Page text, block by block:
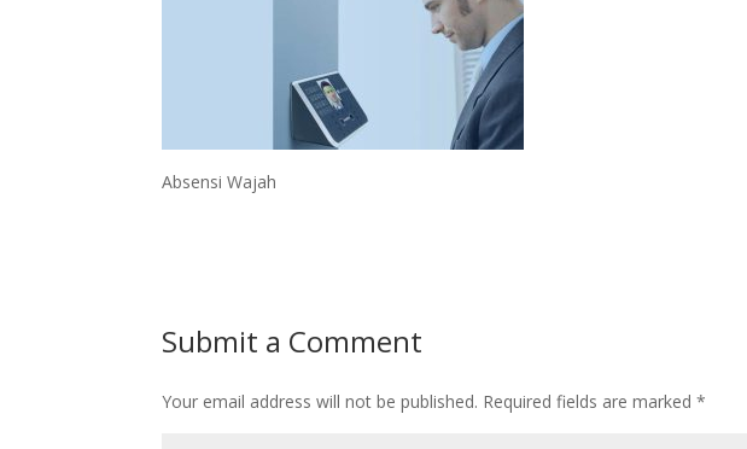
Absensi Wajah
Submit a Comment
Your email address will not be published. Required fields are marked*